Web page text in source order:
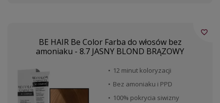
BE HAIR Be Color Farba do włosów bez
amoniaku - 8.7 JASNY BLOND BRĄZOWY
12 minut koloryzacji
Bez amoniaku i PPD
100% pokrycia siwizny
favorite_border